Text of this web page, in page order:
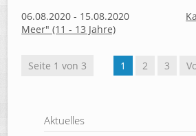
06.08.2020 - 15.08.2020
Meer" (11 - 13 Jahre)
Seite 1 von 3 1 2 3
Aktuelles